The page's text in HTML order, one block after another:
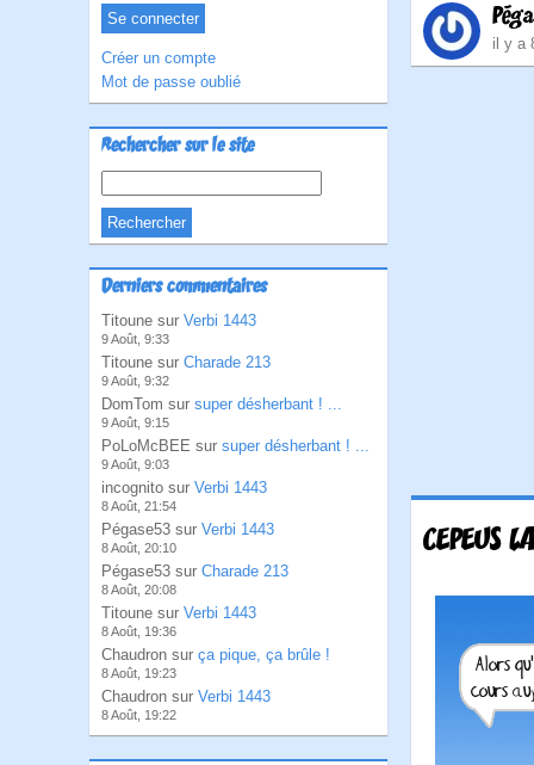
Créer un compte
Mot de passe oublié
Rechercher sur le site
Derniers commentaires
Titoune sur Verbi 1443
9 Août, 9:33
Titoune sur Charade 213
9 Août, 9:32
DomTom sur super désherbant ! ...
9 Août, 9:15
PoLoMcBEE sur super désherbant ! ...
9 Août, 9:03
incognito sur Verbi 1443
8 Août, 21:54
Pégase53 sur Verbi 1443
8 Août, 20:10
Pégase53 sur Charade 213
8 Août, 20:08
Titoune sur Verbi 1443
8 Août, 19:36
Chaudron sur ça pique, ça brûle !
8 Août, 19:23
Chaudron sur Verbi 1443
8 Août, 19:22
il y a
CEPEUS